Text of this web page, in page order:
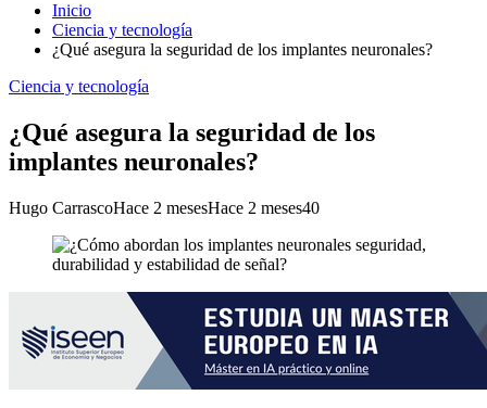
Inicio
Ciencia y tecnología
¿Qué asegura la seguridad de los implantes neuronales?
Ciencia y tecnología
¿Qué asegura la seguridad de los
implantes neuronales?
Hugo CarrascoHace 2 mesesHace 2 meses40